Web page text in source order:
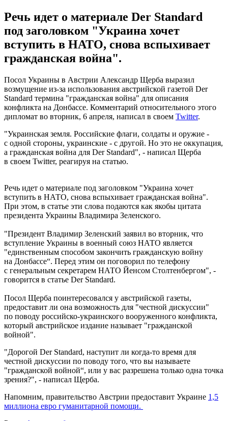
Речь идет о материале Der Standard
под заголовком "Украина хочет
вступить в НАТО, снова вспыхивает
гражданская война".
Посол Украины в Австрии Александр Щерба выразил
возмущение из-за использования австрийской газетой Der
Standard термина "гражданская война" для описания
конфликта на Донбассе. Комментарий относительного этого
дипломат во вторник, 6 апреля, написал в своем Twitter.
"Украинская земля. Российские флаги, солдаты и оружие -
с одной стороны, украинские - с другой. Но это не оккупация,
а гражданская война для Der Standard", - написал Щерба
в своем Twitter, реагируя на статью.
Речь идет о материале под заголовком "Украина хочет
вступить в НАТО, снова вспыхивает гражданская война".
При этом, в статье эти слова подаются как якобы цитата
президента Украины Владимира Зеленского.
"Президент Владимир Зеленский заявил во вторник, что
вступление Украины в военный союз НАТО является
"единственным способом закончить гражданскую войну
на Донбассе“. Перед этим он поговорил по телефону
с генеральным секретарем НАТО Йенсом Столтенбергом", -
говорится в статье Der Standard.
Посол Щерба поинтересовался у австрийской газеты,
предоставит ли она возможность для "честной дискуссии"
по поводу российско-украинского вооруженного конфликта,
который австрийское издание называет "гражданской
войной".
"Дорогой Der Standard, наступит ли когда-то время для
честной дискуссии по поводу того, что вы называете
"гражданской войной“, или у вас разрешена только одна точка
зрения?", - написал Щерба.
Напомним, правительство Австрии предоставит Украине 1,5
миллиона евро гуманитарной помощи.